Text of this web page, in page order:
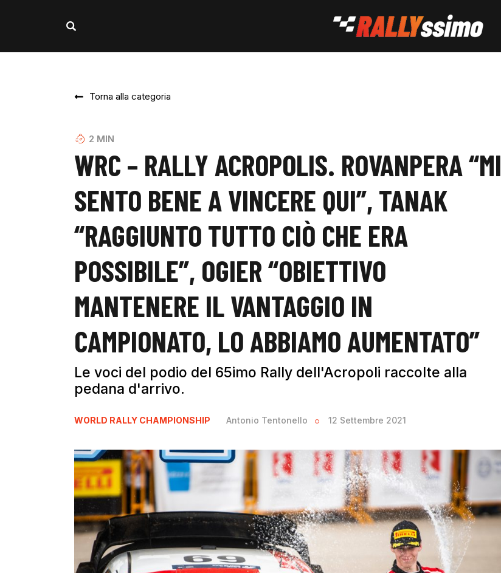
Torna alla categoria
2 MIN
WRC – RALLY ACROPOLIS. ROVANPERA “MI
SENTO BENE A VINCERE QUI”, TANAK
“RAGGIUNTO TUTTO CIÒ CHE ERA
POSSIBILE”, OGIER “OBIETTIVO
MANTENERE IL VANTAGGIO IN
CAMPIONATO, LO ABBIAMO AUMENTATO”
Le voci del podio del 65imo Rally dell'Acropoli raccolte alla
pedana d'arrivo.
WORLD RALLY CHAMPIONSHIP Antonio Tentonello 12 Settembre 2021